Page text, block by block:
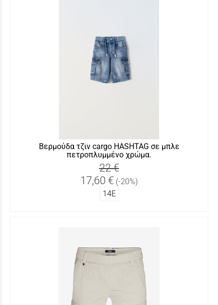
Βερμούδα τζιν cargo HASHTAG σε μπλε
πετροπλυμμένο χρώμα.
22 €
17,60 € (-20%)
14Ε